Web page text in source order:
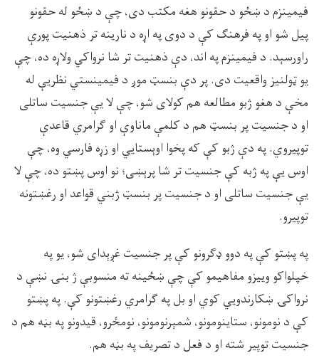
فيمينزم د ښځو د حقونو هغه مکتب دى، چې د ښځو له حقونو
پيل شو او په فرهنګ کې د دوى په اړه د نارينه تر ذهنيت پورې
راورسېد. د فيمينزم په اند، دې ذهنيت تر شا نرواکي ولاړه ده، چې
يو ټولنيز واقعيت دى. پر دې بنسټ موږ د فيمينستي نظريې له
مخې د هغو ژبو مطالعه هم کولاى شو، چې لا يې جنسيت ساتلى
او د جنسيت پر بنسټ هم د کلمې ماناوې او ګرامري قاعدې
توپيروي. په دې ژبو کې که پخوا اوېستايي او زړه فارسي وه، چې
اوس يې په ژبه کې جنسيت تر شا پرېښى؛ نو اوس پښتو ده، چې لا
يې جنسيت ساتلى او د جنسيت پر بنسټ ژبني قواعد او رغښتونه
توپيرو.
په پښتو کې په دوو ډګرونو کې پر جنسيت غږېداى شو، يو په
خپلواکو وييزو مفاهيمو کې چې ښځينه ته منسوبې ژ بنۍ نښې د
نرواکۍ ښکارندويي کوي او بل په ګرامري رغښتونو کې. په پښتو
کې د نومونو، ستاينومونو، شمېرنومونو، نومځرو، قيدونو په بڼه هم د
جنسيت توپير شته او د فعل د تصريف په بڼه هم.